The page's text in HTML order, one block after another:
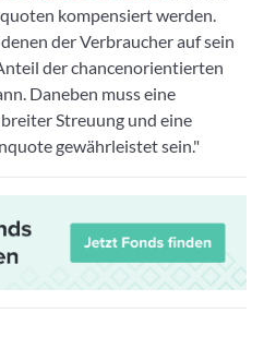
kompensiert werden.
der Verbraucher auf sein
der chancenorientierten
Daneben muss eine
Streuung und eine
gewährleistet sein."